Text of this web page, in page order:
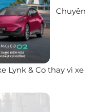
Chuyên
Lynk & Co thay vì xe